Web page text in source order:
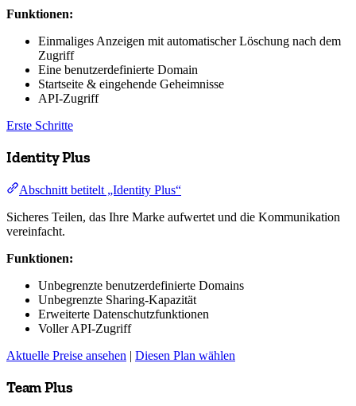
Funktionen:
Einmaliges Anzeigen mit automatischer Löschung nach dem
Zugriff
Eine benutzerdefinierte Domain
Startseite & eingehende Geheimnisse
API-Zugriff
Erste Schritte
Identity Plus
Abschnitt betitelt „Identity Plus“
Sicheres Teilen, das Ihre Marke aufwertet und die Kommunikation
vereinfacht.
Funktionen:
Unbegrenzte benutzerdefinierte Domains
Unbegrenzte Sharing-Kapazität
Erweiterte Datenschutzfunktionen
Voller API-Zugriff
Aktuelle Preise ansehen | Diesen Plan wählen
Team Plus